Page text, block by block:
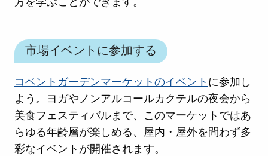
市場イベントに参加する
コベントガーデンマーケットのイベント に参加し
よう。ヨガやノンアルコールカクテルの夜会から
美食フェスティバルまで、このマーケットではあ
らゆる年齢層が楽しめる、屋内・屋外を問わず多
彩なイベントが開催されます。